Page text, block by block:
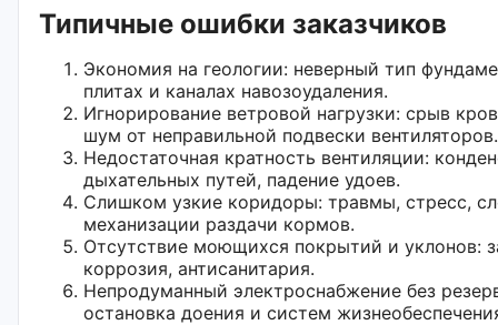
Типичные ошибки заказчиков
Экономия на геологии: неверный тип
плитах и каналах навозоудаления.
Игнорирование ветровой нагрузки: срыв
шум от неправильной подвески вентиляторов.
Недостаточная кратность вентиляции:
дыхательных путей, падение удоев.
Слишком узкие коридоры: травмы, стресс,
механизации раздачи кормов.
Отсутствие моющихся покрытий и уклонов:
коррозия, антисанитария.
Непродуманный электроснабжение без
остановка доения и систем